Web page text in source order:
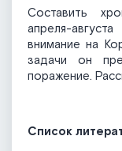
Составить
апреля-
внимание на
задачи он
поражение.
Список